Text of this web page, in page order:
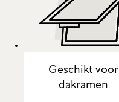
Geschikt voor
dakramen